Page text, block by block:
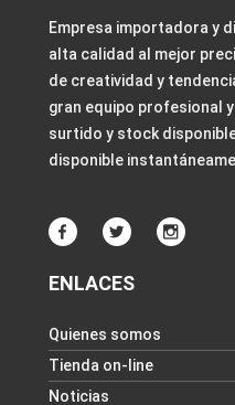
Empresa importadora y
alta calidad al mejor
de creatividad y
gran equipo profesional
surtido y stock
disponible
ENLACES
Quienes somos
Tienda on-line
Noticias